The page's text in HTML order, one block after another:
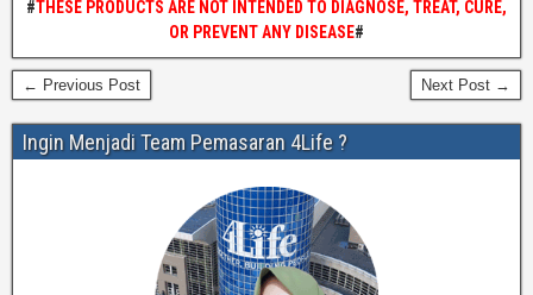
#THESE PRODUCTS ARE NOT INTENDED TO DIAGNOSE, TREAT, CURE,
OR PREVENT ANY DISEASE#
← Previous Post Next Post →
Ingin Menjadi Team Pemasaran 4Life ?